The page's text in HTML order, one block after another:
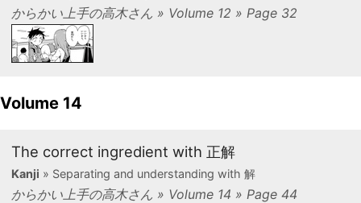
からかい上手の高木さん » Volume 12 » Page 32
Volume 14
The correct ingredient with 正解
Kanji » Separating and understanding with 解
からかい上手の高木さん » Volume 14 » Page 44